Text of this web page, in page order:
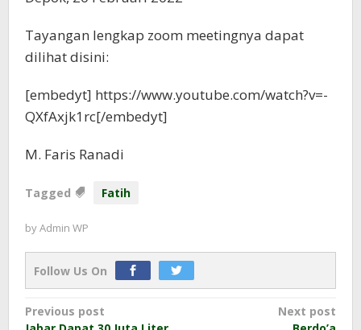
Tayangan lengkap zoom meetingnya dapat
dilihat disini:
[embedyt] https://www.youtube.com/watch?v=-
QXfAxjk1rc[/embedyt]
M. Faris Ranadi
Tagged Fatih
byAdmin WP
Follow Us On
Post
Previous post
Next post